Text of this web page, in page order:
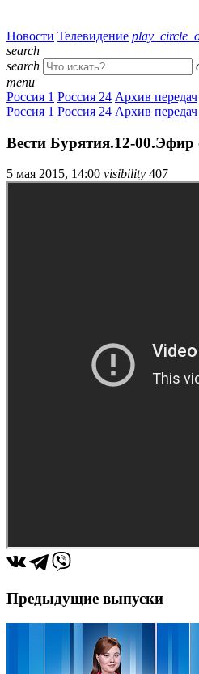
Новости Телевидение
search
search
menu
Россия 1 Россия 24 Архив передач
Россия 1 Россия 24 Архив передач
Вести Бурятия.12-00.Эфир
5 мая 2015, 14:00 visibility 407
Предыдущие выпуски